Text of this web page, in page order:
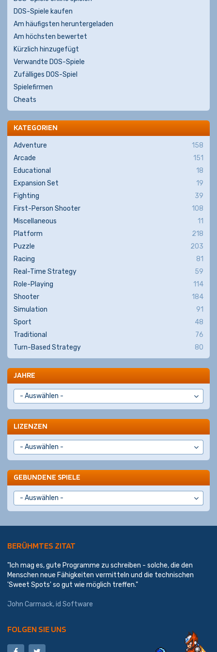
DOS-Spiele kaufen
Am häufigsten heruntergeladen
Am höchsten bewertet
Kürzlich hinzugefügt
Verwandte DOS-Spiele
Zufälliges DOS-Spiel
Spielefirmen
Cheats
KATEGORIEN
Adventure
158
Arcade
151
Educational
18
Expansion Set
19
Fighting
39
First-Person Shooter
108
Miscellaneous
11
Platform
218
Puzzle
203
Racing
81
Real-Time Strategy
59
Role-Playing
114
Shooter
184
Simulation
91
Sport
48
Traditional
76
Turn-Based Strategy
80
JAHRE
LIZENZEN
GEBUNDENE SPIELE
BERÜHMTES ZITAT
"Ich mag es, gute Programme zu schreiben - solche, die den
Menschen neue Fähigkeiten vermitteln und die technischen
'Sweet Spots' so gut wie möglich treffen."
John Carmack,id Software
FOLGEN SIE UNS